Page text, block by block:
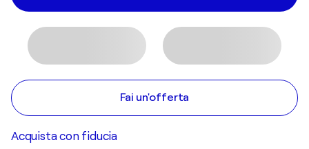
Fai un'offerta
Acquista con fiducia